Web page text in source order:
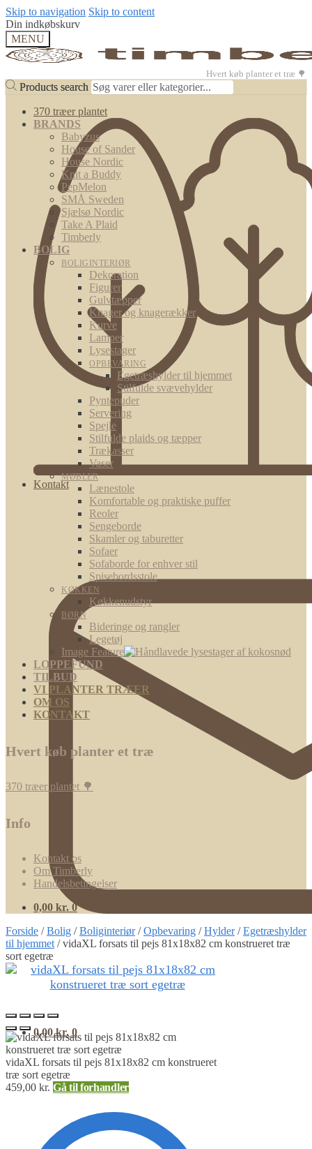
Skip to navigation Skip to content
Din indkøbskurv
MENU
Hvert køb planter et træ 🌳
Products search
370 træer plantet
Kontakt
0,00kr. 0
Products search
BRANDS
Babyzus
House of Sander
House Nordic
Knit a Buddy
PepMelon
SMÅ Sweden
Sjælsø Nordic
Take A Plaid
Timberly
BOLIG
BOLIGINTERIØR
Dekoration
Figurer
Gulvtæpper
Knager og knagerækker
Kurve
Lamper
Lysestager
OPBEVARING
Egetræshylder til hjemmet
Stilfulde svævehylder
Pyntepuder
Servering
Spejle
Stilfulde plaids og tæpper
Trækasser
Vaser
MØBLER
Lænestole
Komfortable og praktiske puffer
Reoler
Sengeborde
Skamler og taburetter
Sofaer
Sofaborde for enhver stil
Spisebordsstole
KØKKEN
Køkkenudstyr
BØRN
Bideringe og rangler
Legetøj
Image Feature
LOPPEFUND
TILBUD
VI PLANTER TRÆER
OM OS
KONTAKT
Hvert køb planter et træ
370 træer plantet 🌳
Info
Kontakt os
Om Timberly
Handelsbetingelser
0,00 kr. 0
Forside /Bolig /Boliginteriør/Opbevaring /Hylder/Egetræshylder
til hjemmet /vidaXL forsats til pejs 81x18x82 cm konstrueret træ
sort egetræ
vidaXL forsats til pejs 81x18x82 cm konstrueret
træ sort egetræ
459,00 kr. Gå til forhandler